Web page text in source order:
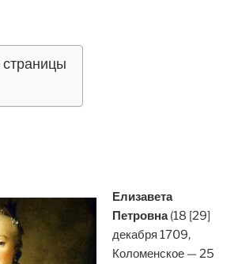
Елизавета
Петровна(18 [29]
декабря 1709,
Коломенское — 25